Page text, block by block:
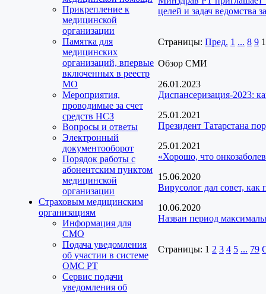
Прикрепление к
медицинской
организации
Памятка для
медицинских
организаций, впервые
включенных в реестр
МО
Мероприятия,
проводимые за счет
средств НСЗ
Вопросы и ответы
Электронный
документооборот
Порядок работы с
абонентским пунктом
медицинской
организации
Страховым медицинским
организациям
Информация для
СМО
Подача уведомления
об участии в системе
ОМС РТ
Сервис подачи
уведомления об
целей и задач ведомства
Страницы: Пред. 1 ... 8 9
Обзор СМИ
26.01.2023
Диспансеризация-2023:
25.01.2021
Президент Татарстана
25.01.2021
«Хорошо, что
15.06.2020
Вирусолог дал совет, как
10.06.2020
Назван период
Страницы: 1 2 3 4 5 ... 79